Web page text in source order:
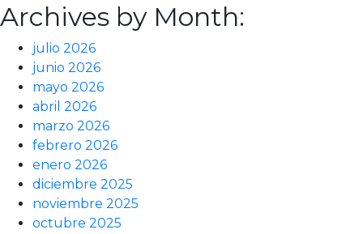
Archives by Month:
julio 2026
junio 2026
mayo 2026
abril 2026
marzo 2026
febrero 2026
enero 2026
diciembre 2025
noviembre 2025
octubre 2025